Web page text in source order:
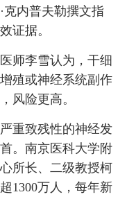
克内普夫勒撰文指
证据。
师李雪认为，干细
殖或神经系统副作
风险更高。
重致残性的神经发
。南京医科大学附
所长、二级教授柯
1300万人，每年新